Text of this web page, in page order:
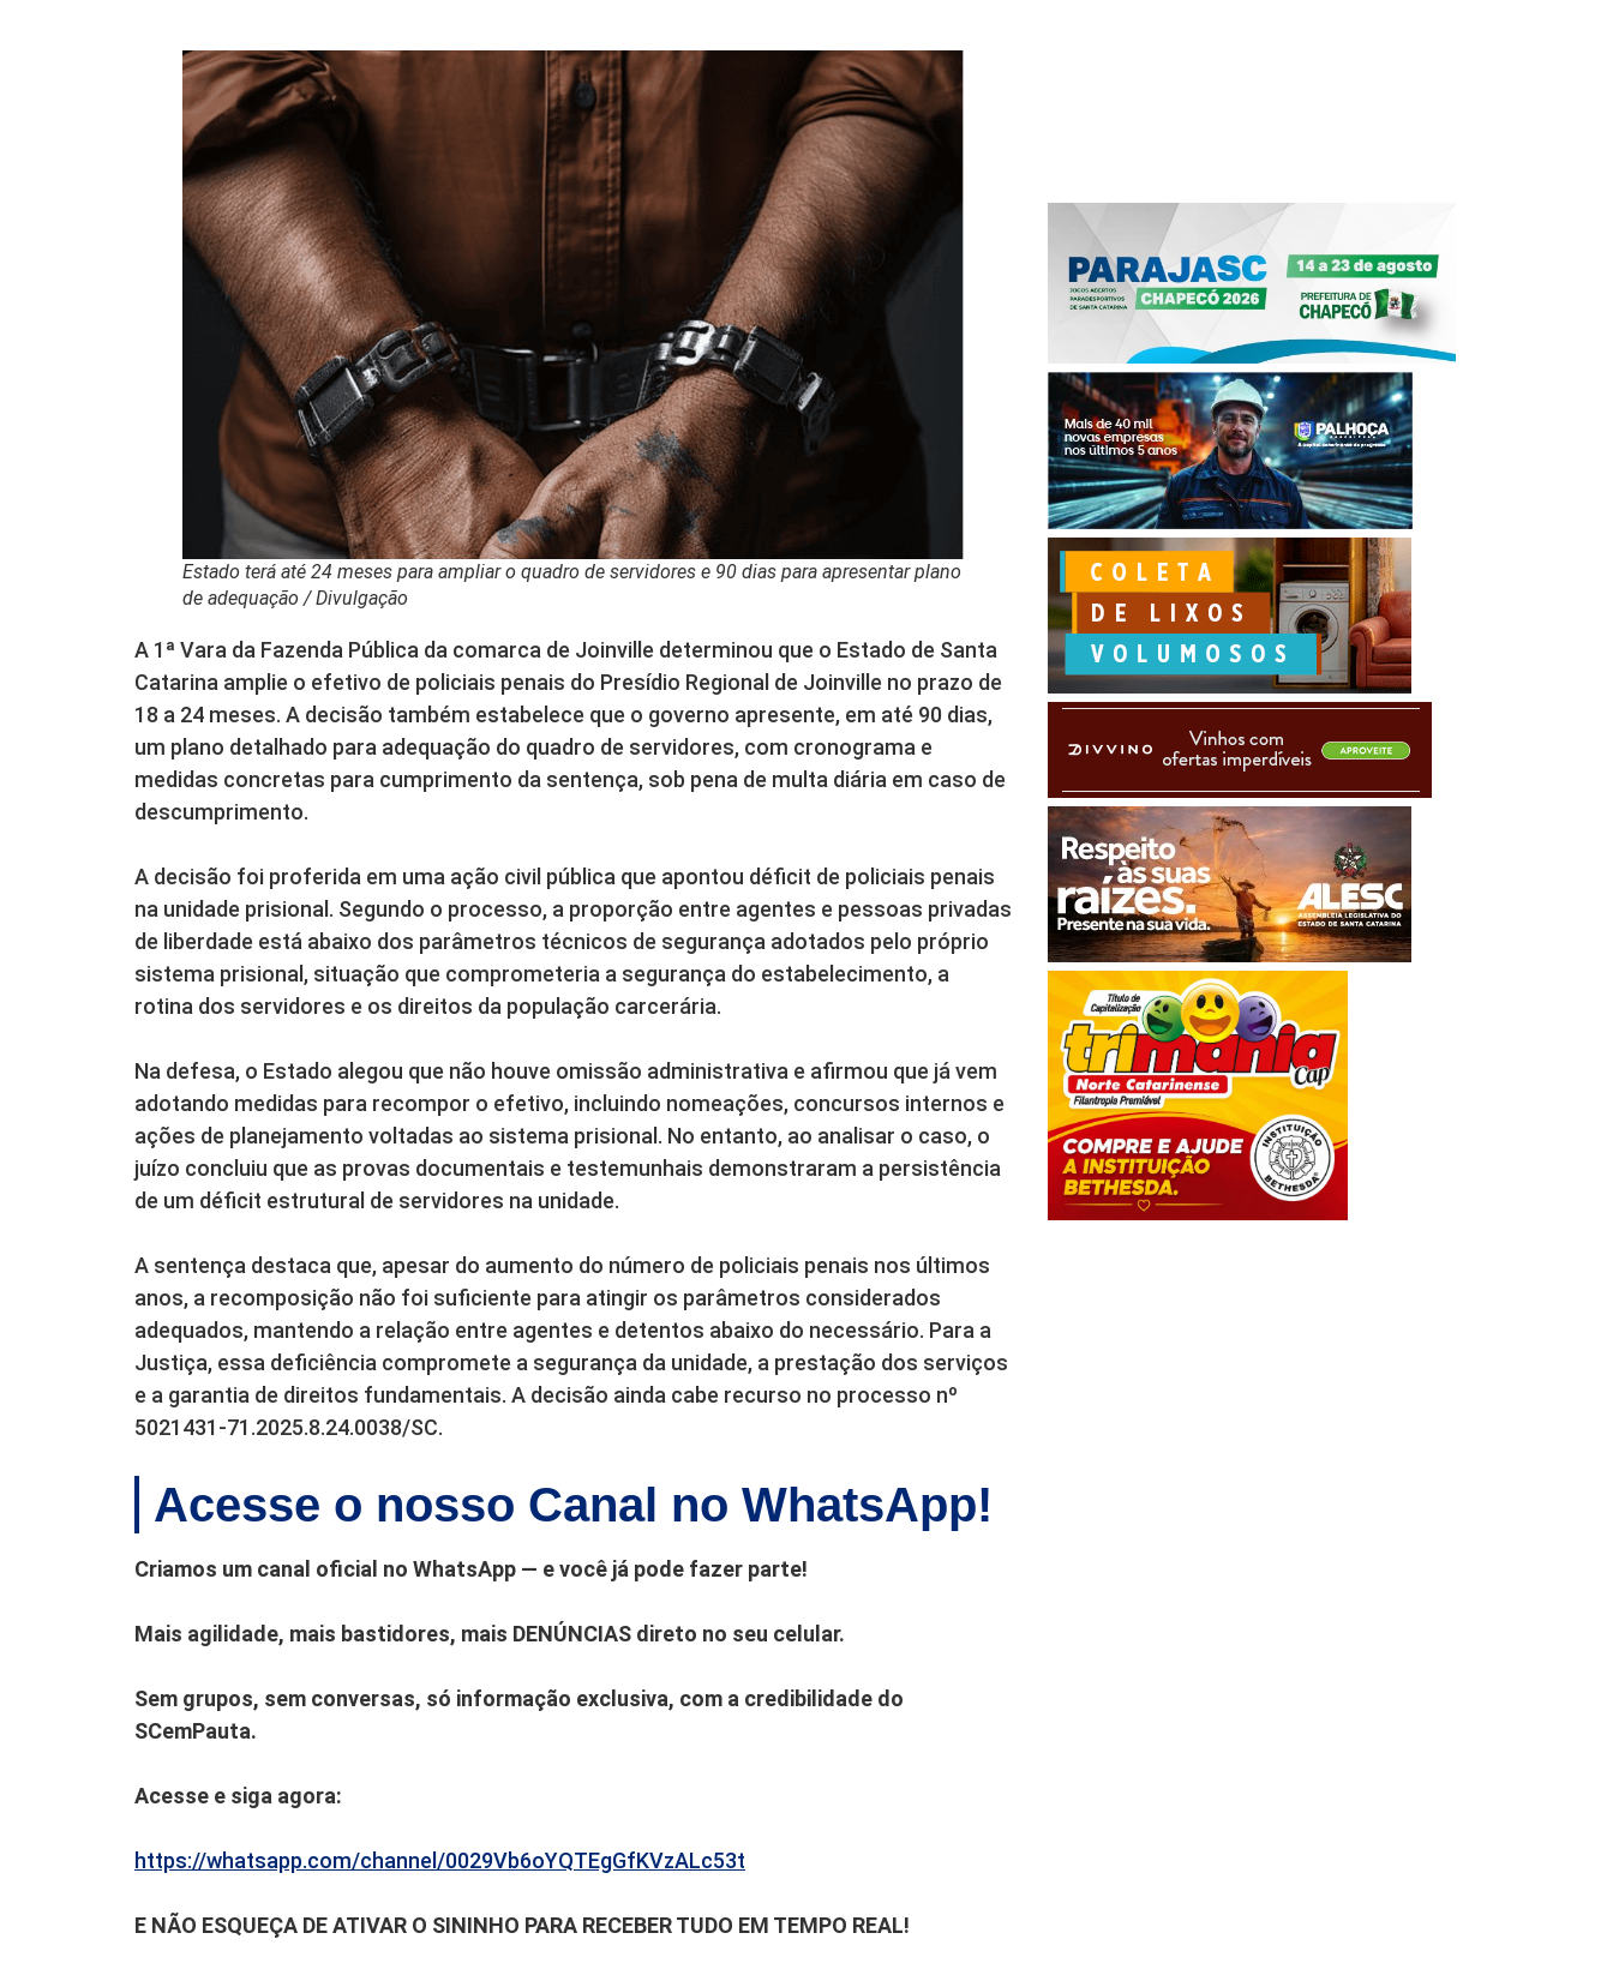
Estado terá até 24 meses para ampliar o quadro de servidores e 90 dias para apresentar plano
de adequação / Divulgação
A 1ª Vara da Fazenda Pública da comarca de Joinville determinou que o Estado de Santa
Catarina amplie o efetivo de policiais penais do Presídio Regional de Joinville no prazo de
18 a 24 meses. A decisão também estabelece que o governo apresente, em até 90 dias,
um plano detalhado para adequação do quadro de servidores, com cronograma e
medidas concretas para cumprimento da sentença, sob pena de multa diária em caso de
descumprimento.
A decisão foi proferida em uma ação civil pública que apontou déficit de policiais penais
na unidade prisional. Segundo o processo, a proporção entre agentes e pessoas privadas
de liberdade está abaixo dos parâmetros técnicos de segurança adotados pelo próprio
sistema prisional, situação que comprometeria a segurança do estabelecimento, a
rotina dos servidores e os direitos da população carcerária.
Na defesa, o Estado alegou que não houve omissão administrativa e afirmou que já vem
adotando medidas para recompor o efetivo, incluindo nomeações, concursos internos e
ações de planejamento voltadas ao sistema prisional. No entanto, ao analisar o caso, o
juízo concluiu que as provas documentais e testemunhais demonstraram a persistência
de um déficit estrutural de servidores na unidade.
A sentença destaca que, apesar do aumento do número de policiais penais nos últimos
anos, a recomposição não foi suficiente para atingir os parâmetros considerados
adequados, mantendo a relação entre agentes e detentos abaixo do necessário. Para a
Justiça, essa deficiência compromete a segurança da unidade, a prestação dos serviços
e a garantia de direitos fundamentais. A decisão ainda cabe recurso no processo nº
5021431-71.2025.8.24.0038/SC.
Acesse o nosso Canal no WhatsApp!
Criamos um canal oficial no WhatsApp — e você já pode fazer parte!
Mais agilidade, mais bastidores, mais DENÚNCIAS direto no seu celular.
Sem grupos, sem conversas, só informação exclusiva, com a credibilidade do
SCemPauta.
Acesse e siga agora:
https://whatsapp.com/channel/0029Vb6oYQTEgGfKVzALc53t
E NÃO ESQUEÇA DE ATIVAR O SININHO PARA RECEBER TUDO EM TEMPO REAL!